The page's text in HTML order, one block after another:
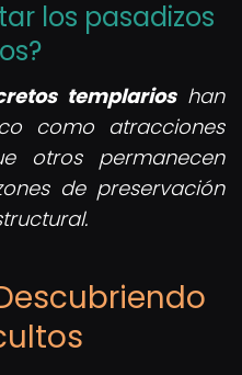
los pasadizos
templarioshan
como atracciones
otros permanecen
de preservación